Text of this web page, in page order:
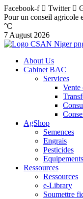
Facebook-f Twitter
Pour un conseil agricole
°C
7 August 2026
About Us
Cabinet BAC
Services
Vente
AgShop
Semences
Engrais
Pesticides
Equipements
Ressources
Ressources
e-Library
Soumettre